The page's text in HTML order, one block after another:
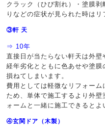
クラック（ひび割れ）・塗膜
りなどの症状が見られた時はリ
③軒 天
⇒ 10年
直接日が当たらない軒天は外壁
経年劣化とともに色あせや塗
損ねてしまいます。
費用としては軽微なリフォー
ため、単体で施工するより外
ォームと一緒に施工できるとよ
④玄関ドア（木製）